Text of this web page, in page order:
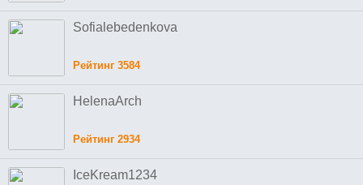
Sofialebedenkova
Рейтинг 3584
HelenaArch
Рейтинг 2934
IceKream1234